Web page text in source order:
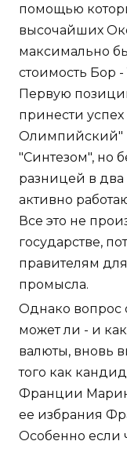
помощью
высочайших
максимально
стоимость Бор
Первую
принести
Олимпийский"
"Синтезом", но
разницей в
активно
Все это не
государстве,
правителям
промысла.
Однако вопрос
может ли - и как
валюты, вновь
того как
Франции Марин
ее избрания
Особенно если